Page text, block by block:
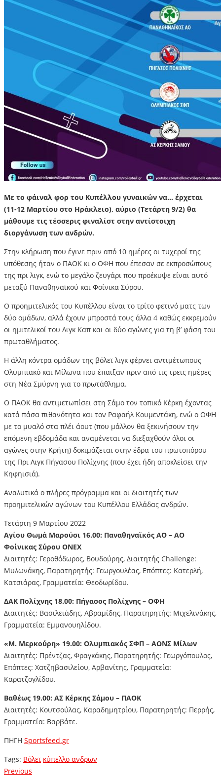
Με το φάιναλ φορ του Κυπέλλου γυναικών να… έρχεται
(11-12 Μαρτίου στο Ηράκλειο), αύριο (Τετάρτη 9/2) θα
μάθουμε τις τέσσερις φιναλίστ στην αντίστοιχη
διοργάνωση των ανδρών.
Στην κλήρωση που έγινε πριν από 10 ημέρες οι τυχεροί της
υπόθεσης ήταν ο ΠΑΟΚ κι ο ΟΦΗ που έπεσαν σε εκπροσώπους
της πρι λιγκ, ενώ το μεγάλο ζευγάρι που προέκυψε είναι αυτό
μεταξύ Παναθηναϊκού και Φοίνικα Σύρου.
Ο προημιτελικός του Κυπέλλου είναι το τρίτο φετινό ματς των
δύο ομάδων, αλλά έχουν μπροστά τους άλλα 4 καθώς εκκρεμούν
οι ημιτελικοί του Λιγκ Καπ και οι δύο αγώνες για τη β’ φάση του
πρωταθλήματος.
Η άλλη κόντρα ομάδων της βόλεϊ λιγκ φέρνει αντιμέτωπους
Ολυμπιακό και Μίλωνα που έπαιξαν πριν από τις τρεις ημέρες
στη Νέα Σμύρνη για το πρωτάθλημα.
Ο ΠΑΟΚ θα αντιμετωπίσει στη Σάμο τον τοπικό Κέρκη έχοντας
κατά πάσα πιθανότητα και τον Ραφαήλ Κουμεντάκη, ενώ ο ΟΦΗ
με το μυαλό στα πλέι άουτ (που μάλλον θα ξεκινήσουν την
επόμενη εβδομάδα και αναμένεται να διεξαχθούν όλοι οι
αγώνες στην Κρήτη) δοκιμάζεται στην έδρα του πρωτοπόρου
της Πρι Λιγκ Πήγασου Πολίχνης (που έχει ήδη αποκλείσει την
Κηφηισιά).
Αναλυτικά ο πλήρες πρόγραμμα και οι διαιτητές των
προημιτελικών αγώνων του Κυπέλλου Ελλάδας ανδρών.
Τετάρτη 9 Μαρτίου 2022
Αγίου Θωμά Μαρούσι 16.00: Παναθηναϊκός ΑΟ – ΑΟ
Φοίνικας Σύρου ΟΝΕΧ
Διαιτητές: Γεροθόδωρος, Βουδούρης, Διαιτητής Challenge:
Μυλωνάκης, Παρατηρητής: Γεωργουλέας, Επόπτες: Κατερλή,
Κατσιάρας, Γραμματεία: Θεοδωρίδου.
ΔΑΚ Πολίχνης 18.00: Πήγασος Πολίχνης – ΟΦΗ
Διαιτητές: Βασιλειάδης, Αβραμίδης, Παρατηρητής: Μιχελινάκης,
Γραμματεία: Εμμανουηλίδου.
«Μ. Μερκούρη» 19.00: Ολυμπιακός ΣΦΠ – ΑΟΝΣ Μίλων
Διαιτητές: Πρέντζας, Φραγκάκης, Παρατηρητής: Γεωργόπουλος,
Επόπτες: Χατζηβασιλείου, Αρβανίτης, Γραμματεία:
Καρατζογλίδου.
Βαθέως 19.00: ΑΣ Κέρκης Σάμου – ΠΑΟΚ
Διαιτητές: Κουτσούλας, Καραδημητρίου, Παρατηρητής: Περρής,
Γραμματεία: Βαρβάτε.
ΠΗΓΗ Sportsfeed.gr
Tags: Βόλεϊ κύπελλο ανδρων
Πλοήγηση
Previous